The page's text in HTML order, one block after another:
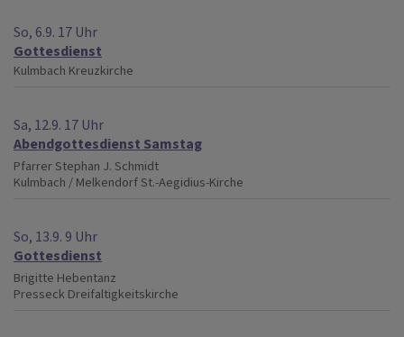
So, 6.9. 17 Uhr
Gottesdienst
Kulmbach Kreuzkirche
Sa, 12.9. 17 Uhr
Abendgottesdienst Samstag
Pfarrer Stephan J. Schmidt
Kulmbach / MelkendorfSt.-Aegidius-Kirche
So, 13.9. 9 Uhr
Gottesdienst
Brigitte Hebentanz
Presseck Dreifaltigkeitskirche